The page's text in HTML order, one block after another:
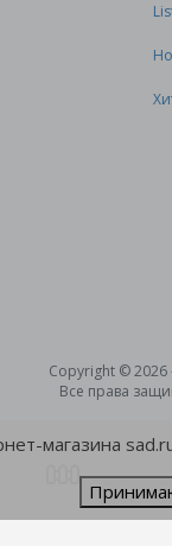
Copyright © 2026
Все права
магазина